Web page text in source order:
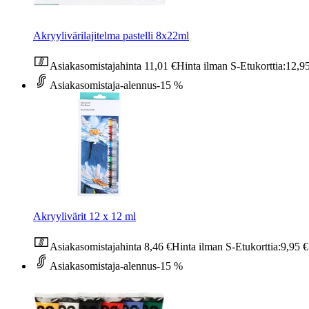
Akryylivärilajitelma pastelli 8x22ml
Asiakasomistajahinta 11,01 €Hinta ilman S-Etukorttia:
Asiakasomistaja-alennus-15 %
Akryylivärit 12 x 12 ml
Asiakasomistajahinta 8,46 €Hinta ilman S-Etukorttia:9,95 €
Asiakasomistaja-alennus-15 %